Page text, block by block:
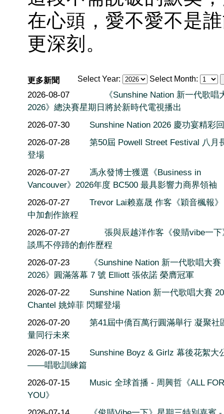
在心頭，愛不愛不是
更深刻。
Select Year: Select Month:
更多新聞
2026-08-07
《Sunshine Nation 新一代歌唱
2026》總決賽星期日將於新時代電視播出
2026-07-30
Sunshine Nation 2026 慶功宴精彩
2026-07-28
第50屆 Powell Street Festival 八月
登場
2026-07-27
馮永發博士獲選《Business in
Vancouver》2026年度 BC500 最具影響力商界領袖
2026-07-27
Trevor Lai赖嘉晟 作客《穎音楓報
中加創作旅程
2026-07-27
張與辰越洋作客《俊䝼vibe一下
談馬不停蹄的創作歷程
2026-07-23
《Sunshine Nation 新一代歌唱大賽
2026》圓滿落幕 7 號 Elliott 張依諾 榮膺冠軍
2026-07-22
Sunshine Nation 新一代歌唱大賽
Chantel 姚焯菲 閃耀登場
2026-07-20
第41屆中僑百萬行圓滿舉行 凝聚社
量同行未來
2026-07-15
Sunshine Boyz & Girlz 幕後花絮大
——唱歌訓練篇
2026-07-15
Music 全球首播 - 周興哲《ALL FOR
YOU》